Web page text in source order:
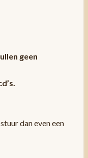
geen
dan even een